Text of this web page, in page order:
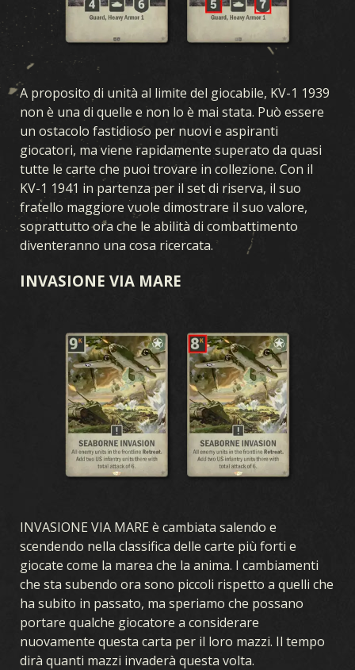
A proposito di unità al limite del giocabile, KV-1 1939
non è una di quelle e non lo è mai stata. Può essere
un ostacolo fastidioso per nuovi e aspiranti
giocatori, ma viene rapidamente superato da quasi
tutte le carte che puoi trovare in collezione. Con il
KV-1 1941 in partenza per il set di riserva, il suo
fratello maggiore vuole dimostrare il suo valore,
soprattutto ora che le abilità di combattimento
diventeranno una cosa ricercata.
INVASIONE VIA MARE
INVASIONE VIA MARE è cambiata salendo e
scendendo nella classifica delle carte più forti e
giocate come la marea che la anima. I cambiamenti
che sta subendo ora sono piccoli rispetto a quelli che
ha subito in passato, ma speriamo che possano
portare qualche giocatore a considerare
nuovamente questa carta per il loro mazzi. Il tempo
dirà quanti mazzi invaderà questa volta.